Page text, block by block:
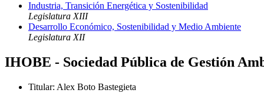
Industria, Transición Energética y Sostenibilidad
Legislatura XIII
Desarrollo Económico, Sostenibilidad y Medio Ambiente
Legislatura XII
IHOBE - Sociedad Pública de Gestión
Titular: Alex Boto Bastegieta